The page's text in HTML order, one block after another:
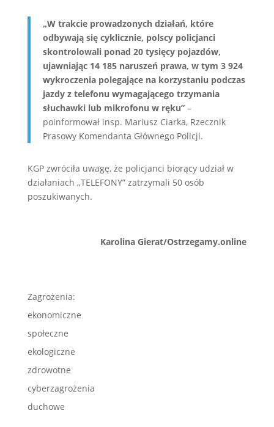
„W trakcie prowadzonych działań, które
odbywają się cyklicznie, polscy policjanci
skontrolowali ponad 20 tysięcy pojazdów,
ujawniając 14 185 naruszeń prawa, w tym 3 924
wykroczenia polegające na korzystaniu podczas
jazdy z telefonu wymagającego trzymania
słuchawki lub mikrofonu w ręku”–
poinformował insp. Mariusz Ciarka, Rzecznik
Prasowy Komendanta Głównego Policji.
KGP zwróciła uwagę, że policjanci biorący udział w
działaniach „TELEFONY” zatrzymali 50 osób
poszukiwanych.
Karolina Gierat/Ostrzegamy.online
Zagrożenia:
ekonomiczne
społeczne
ekologiczne
zdrowotne
cyberzagrożenia
duchowe